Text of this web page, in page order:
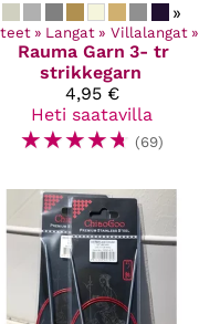
»
‪» Langat ‪» Villalangat ‪»
Rauma Garn 3- tr
strikkegarn
4,95 €
Heti saatavilla
☆☆☆☆☆ (69)